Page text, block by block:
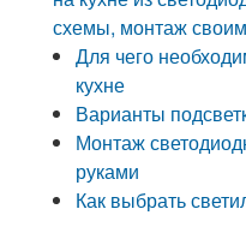
схемы, монтаж
Для чего
кухне
Варианты
Монтаж
руками
Как выбрать